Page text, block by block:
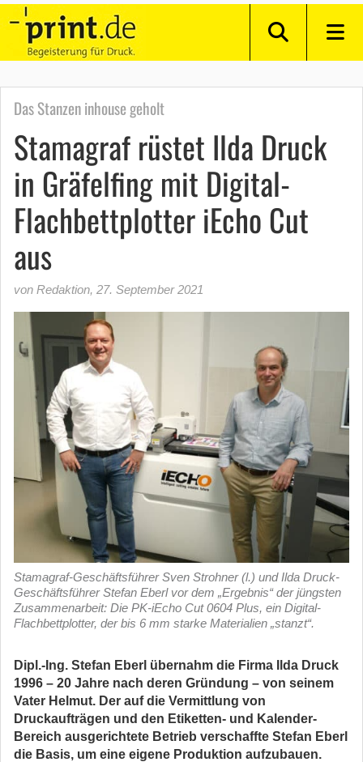
Das Stanzen inhouse geholt
Stamagraf rüstet Ilda Druck
in Gräfelfing mit Digital-
Flachbettplotter iEcho Cut
aus
von Redaktion, 27. September 2021
Stamagraf-Geschäftsführer Sven Strohner (l.) und Ilda Druck-
Geschäftsführer Stefan Eberl vor dem „Ergebnis“ der jüngsten
Zusammenarbeit: Die PK-iEcho Cut 0604 Plus, ein Digital-
Flachbettplotter, der bis 6 mm starke Materialien „stanzt“.
Dipl.-Ing. Stefan Eberl übernahm die Firma Ilda Druck
1996 – 20 Jahre nach deren Gründung – von seinem
Vater Helmut. Der auf die Vermittlung von
Druckaufträgen und den Etiketten- und Kalender-
Bereich ausgerichtete Betrieb verschaffte Stefan Eberl
die Basis, um eine eigene Produktion aufzubauen.